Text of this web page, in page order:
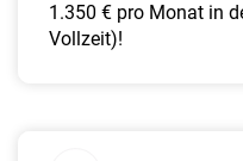
1.350 € pro Monat in
Vollzeit)!